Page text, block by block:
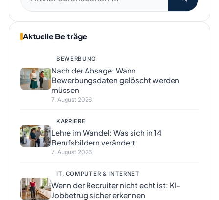
nach:
Aktuelle Beiträge
BEWERBUNG
Nach der Absage: Wann
Bewerbungsdaten gelöscht werden
müssen
7. August 2026
KARRIERE
Lehre im Wandel: Was sich in 14
Berufsbildern verändert
7. August 2026
IT, COMPUTER & INTERNET
Wenn der Recruiter nicht echt ist: KI-
Jobbetrug sicher erkennen